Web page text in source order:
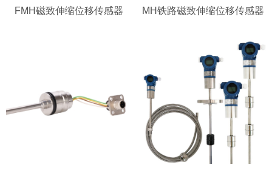
FMH磁致伸缩位移传感器 MH铁路磁致伸缩位移传感器